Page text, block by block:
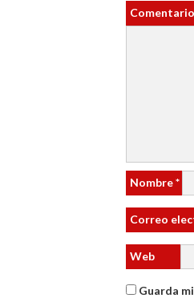
Comentario
Nombre*
Correo
Web
Guarda